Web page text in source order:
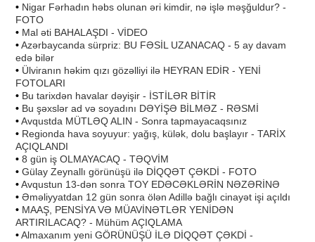
• Nigar Fərhadın həbs olunan əri kimdir, nə işlə məşğuldur? -
FOTO
• Mal əti BAHALAŞDI - VİDEO
•Azərbaycanda sürpriz: BU FƏSİL UZANACAQ - 5 ay davam
edə bilər
• Ülviranın həkim qızı gözəlliyi ilə HEYRAN EDİR - YENİ
FOTOLARI
• Bu tarixdən havalar dəyişir - İSTİLƏR BİTİR
• Bu şəxslər ad və soyadını DƏYİŞƏ BİLMƏZ - RƏSMİ
•Avqustda MÜTLƏQ ALIN - Sonra tapmayacaqsınız
• Regionda hava soyuyur: yağış, külək, dolu başlayır - TARİX
AÇIQLANDI
• 8 gün iş OLMAYACAQ - TƏQVİM
• Gülay Zeynallı görünüşü ilə DİQQƏT ÇƏKDİ - FOTO
•Avqustun 13-dən sonra TOY EDƏCƏKLƏRİN NƏZƏRİNƏ
• Əməliyyatdan 12 gün sonra ölən Adillə bağlı cinayət işi açıldı
• MAAŞ, PENSİYA VƏ MÜAVİNƏTLƏR YENİDƏN
ARTIRILACAQ? - Mühüm AÇIQLAMA
•Almaxanım yeni GÖRÜNÜŞÜ İLƏ DİQQƏT ÇƏKDİ -